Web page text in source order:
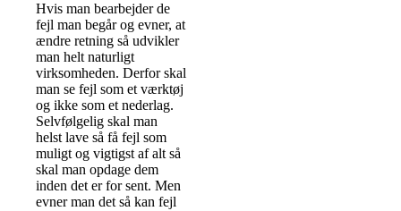
Hvis man bearbejder de
fejl man begår og evner, at
ændre retning så udvikler
man helt naturligt
virksomheden. Derfor skal
man se fejl som et værktøj
og ikke som et nederlag.
Selvfølgelig skal man
helst lave så få fejl som
muligt og vigtigst af alt så
skal man opdage dem
inden det er for sent. Men
evner man det så kan fejl